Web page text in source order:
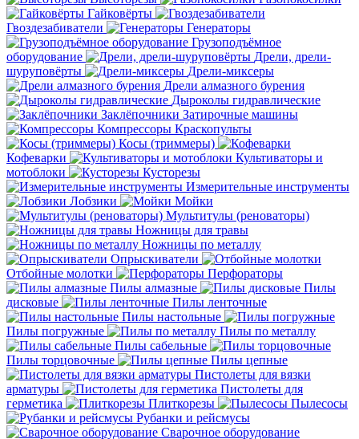
Гайковёрты
Гвоздезабиватели
Генераторы
Грузоподъёмное
оборудование
Дрели, дрели-
шуруповёрты
Дрели-миксеры
Дрели алмазного бурения
Дыроколы гидравлические
Заклёпочники Затирочные машины
Компрессоры Краскопульты
Косы (триммеры)
Кофеварки
Культиваторы и
мотоблоки
Кусторезы
Измерительные инструменты
Лобзики
Мойки
Мультитулы (реноваторы)
Ножницы для травы
Ножницы по металлу
Опрыскиватели
Отбойные молотки
Перфораторы
Пилы алмазные
Пилы
дисковые
Пилы ленточные
Пилы настольные
Пилы погружные
Пилы по металлу
Пилы сабельные
Пилы торцовочные
Пилы цепные
Пистолеты для вязки
арматуры
Пистолеты для
герметика
Плиткорезы
Пылесосы
Рубанки и рейсмусы
Сварочное оборудование